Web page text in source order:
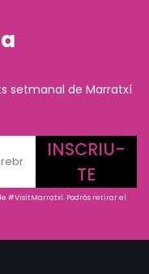
setmanal de Marratxí
INSCRIU-
TE
#VisitMarratxí. Podràs retirar el